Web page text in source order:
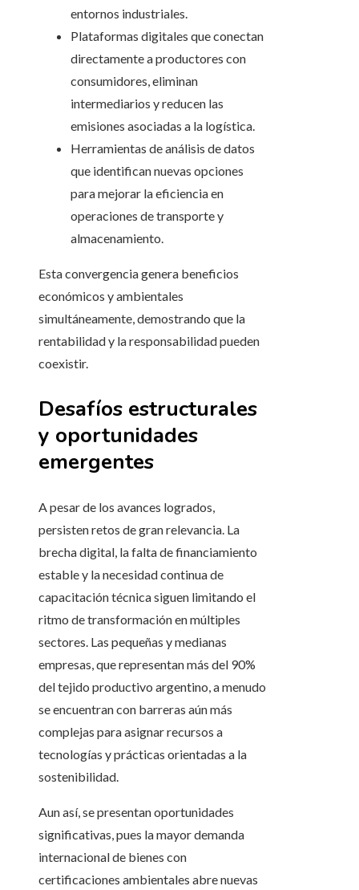
entornos industriales.
Plataformas digitales que conectan
directamente a productores con
consumidores, eliminan
intermediarios y reducen las
emisiones asociadas a la logística.
Herramientas de análisis de datos
que identifican nuevas opciones
para mejorar la eficiencia en
operaciones de transporte y
almacenamiento.
Esta convergencia genera beneficios
económicos y ambientales
simultáneamente, demostrando que la
rentabilidad y la responsabilidad pueden
coexistir.
Desafíos estructurales
y oportunidades
emergentes
A pesar de los avances logrados,
persisten retos de gran relevancia. La
brecha digital, la falta de financiamiento
estable y la necesidad continua de
capacitación técnica siguen limitando el
ritmo de transformación en múltiples
sectores. Las pequeñas y medianas
empresas, que representan más del 90%
del tejido productivo argentino, a menudo
se encuentran con barreras aún más
complejas para asignar recursos a
tecnologías y prácticas orientadas a la
sostenibilidad.
Aun así, se presentan oportunidades
significativas, pues la mayor demanda
internacional de bienes con
certificaciones ambientales abre nuevas